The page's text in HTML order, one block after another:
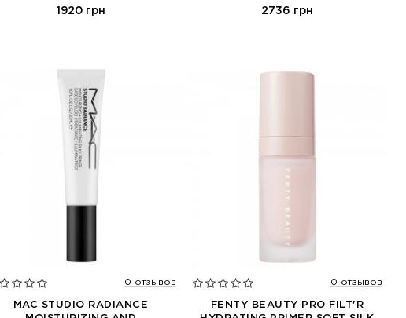
1920 грн 2736 грн
0 отзывов
MAC STUDIO RADIANCE
0 отзывов
FENTY BEAUTY PRO FILT'R